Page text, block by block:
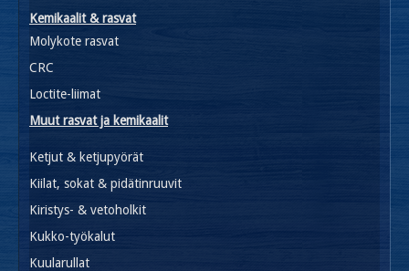
Kemikaalit & rasvat
Molykote rasvat
CRC
Loctite-liimat
Muut rasvat ja kemikaalit
Ketjut & ketjupyörät
Kiilat, sokat & pidätinruuvit
Kiristys- & vetoholkit
Kukko-työkalut
Kuularullat